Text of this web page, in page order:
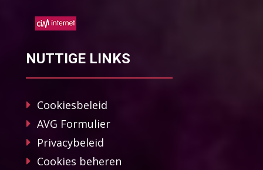
NUTTIGE LINKS
Cookiesbeleid
AVG Formulier
Privacybeleid
Cookies beheren